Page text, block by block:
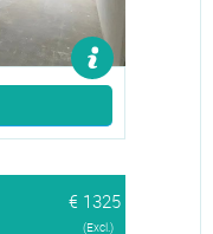
€ 1325
(Excl.)